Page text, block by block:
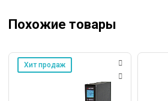
Похожие товары
Хит продаж